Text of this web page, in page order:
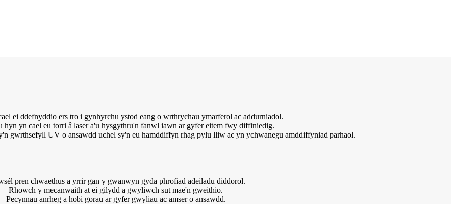
ei ddefnyddio ers tro i gynhyrchu ystod eang o wrthrychau ymarferol ac addurniadol.
hyn yn cael eu torri â laser a'u hysgythru'n fanwl iawn ar gyfer eitem fwy diffiniedig.
gwrthsefyll UV o ansawdd uchel sy'n eu hamddiffyn rhag pylu lliw ac yn ychwanegu amddiffyniad parhaol.
pren chwaethus a yrrir gan y gwanwyn gyda phrofiad adeiladu diddorol.
Rhowch y mecanwaith at ei gilydd a gwyliwch sut mae'n gweithio.
Pecynnau anrheg a hobi gorau ar gyfer gwyliau ac amser o ansawdd.